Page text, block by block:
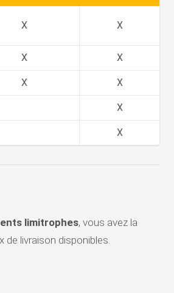
X X
X X
X X
X
X
limitrophes, vous avez la
livraison disponibles.